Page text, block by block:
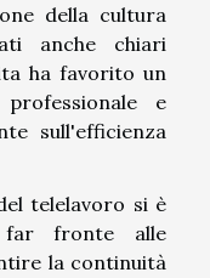
della cultura
anche chiari
ha favorito un
e
sull'efficienza
telelavoro si è
far fronte alle
la continuità